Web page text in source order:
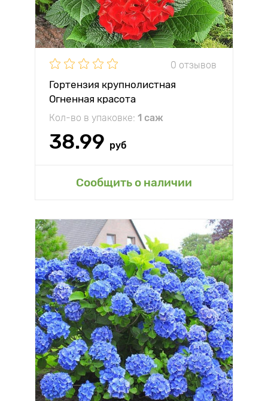
0 отзывов
Гортензия крупнолистная
Огненная красота
Кол-во в упаковке: 1 саж
38.99 руб
Сообщить о наличии